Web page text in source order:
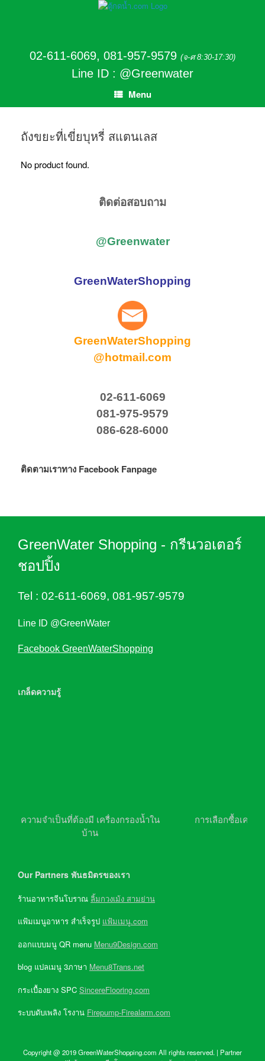
02-611-6069, 081-957-9579 (จ-ศ 8:30-17:30)
Line ID : @Greenwater
Menu
ถังขยะที่เขี่ยบุหรี่ สแตนเลส
No product found.
ติดต่อสอบถาม
@Greenwater
GreenWaterShopping
GreenWaterShopping
@hotmail.com
02-611-6069
081-975-9579
086-628-6000
ติดตามเราทาง Facebook Fanpage
GreenWater Shopping - กรีนวอเตอร์
ชอปปิ้ง
Tel : 02-611-6069, 081-957-9579
Line ID @GreenWater
Facebook GreenWaterShopping
เกล็ดความรู้
ความจำเป็นที่ต้องมี เครื่องกรองน้ำใน
บ้าน
การเลือกซื้อเครื่อ
Our Partners พันธมิตรของเรา
ร้านอาหารจีนโบราณ ลิ้มกวงเม้ง สามย่าน
แฟ้มเมนูอาหาร สำเร็จรูป แฟ้มเมนู.com
ออกแบบมนู QR menu Menu9Design.com
blog แปลเมนู 3ภาษา Menu8Trans.net
กระเบื้องยาง SPC SincereFlooring.com
ระบบดับเพลิง โรงาน Firepump-Firealarm.com
Copyright @ 2019 GreenWaterShopping.com All rights reserved. | Partner